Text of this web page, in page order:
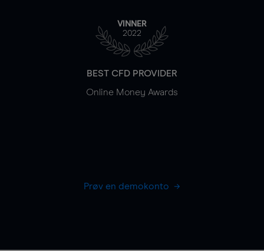
VINNER
2022
BEST CFD PROVIDER
Online Money Awards
Prøv en demokonto